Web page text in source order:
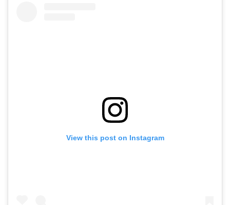
View this post on Instagram